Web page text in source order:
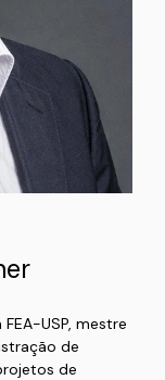
USP, mestre
de
de